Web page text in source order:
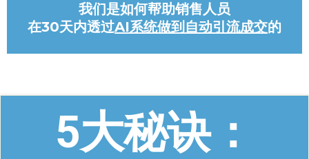
我们是如何帮助销售人员
在30天内透过AI系统做到自动引流成交的
5大秘诀：